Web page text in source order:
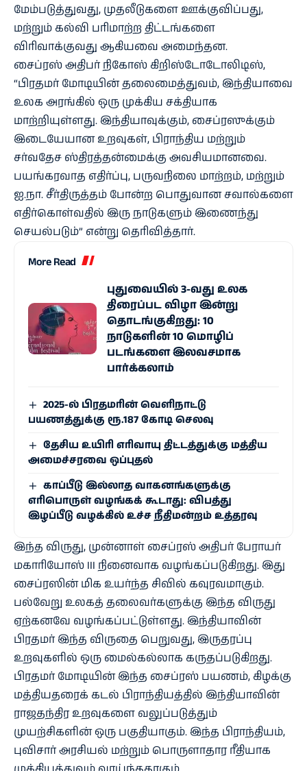
மேம்படுத்துவது, முதலீடுகளை ஊக்குவிப்பது,
மற்றும் கல்வி பரிமாற்ற திட்டங்களை
விரிவாக்குவது ஆகியவை அமைந்தன.
சைப்ரஸ் அதிபர் நிகோஸ் கிறிஸ்டோடோலிடிஸ்,
“பிரதமர் மோடியின் தலைமைத்துவம், இந்தியாவை
உலக அரங்கில் ஒரு முக்கிய சக்தியாக
மாற்றியுள்ளது. இந்தியாவுக்கும், சைப்ரஸுக்கும்
இடையேயான உறவுகள், பிராந்திய மற்றும்
சர்வதேச ஸ்திரத்தன்மைக்கு அவசியமானவை.
பயங்கரவாத எதிர்ப்பு, பருவநிலை மாற்றம், மற்றும்
ஐ.நா. சீர்திருத்தம் போன்ற பொதுவான சவால்களை
எதிர்கொள்வதில் இரு நாடுகளும் இணைந்து
செயல்படும்” என்று தெரிவித்தார்.
More Read
புதுவையில் 3-வது உலக
திரைப்பட விழா இன்று
தொடங்குகிறது: 10
நாடுகளின் 10 மொழிப்
படங்களை இலவசமாக
பார்க்கலாம்
2025-ல் பிரதமரின் வெளிநாட்டு
பயணத்துக்கு ரூ.187 கோடி செலவு
தேசிய உயிரி எரி​வாயு திட்டத்துக்கு மத்திய
அமைச்சரவை ஒப்புதல்
காப்பீடு இல்லாத வாகனங்களுக்கு
எரிபொருள் வழங்கக் கூடாது: விபத்து
இழப்பீடு வழக்கில் உச்ச நீதிமன்றம் உத்தரவு
இந்த விருது, முன்னாள் சைப்ரஸ் அதிபர் பேராயர்
மகாரியோஸ் III நினைவாக வழங்கப்படுகிறது. இது
சைப்ரஸின் மிக உயர்ந்த சிவில் கவுரவமாகும்.
பல்வேறு உலகத் தலைவர்களுக்கு இந்த விருது
ஏற்கனவே வழங்கப்பட்டுள்ளது. இந்தியாவின்
பிரதமர் இந்த விருதை பெறுவது, இருதரப்பு
உறவுகளில் ஒரு மைல்கல்லாக கருதப்படுகிறது.
பிரதமர் மோடியின் இந்த சைப்ரஸ் பயணம், கிழக்கு
மத்தியதரைக் கடல் பிராந்தியத்தில் இந்தியாவின்
ராஜதந்திர உறவுகளை வலுப்படுத்தும்
முயற்சிகளின் ஒரு பகுதியாகும். இந்த பிராந்தியம்,
புவிசார் அரசியல் மற்றும் பொருளாதார ரீதியாக